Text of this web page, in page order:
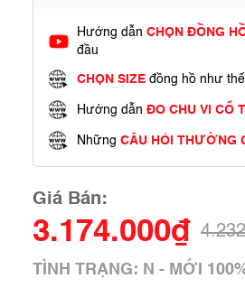
Hướng dẫn CHỌN ĐỒNG
đầu
CHỌN SIZE đồng hồ như
Hướng dẫn ĐO CHU VI CỔ
Những CÂU HỎI THƯỜNG
Giá Bán:
3.174.000₫
TÌNH TRẠNG: N - MỚI